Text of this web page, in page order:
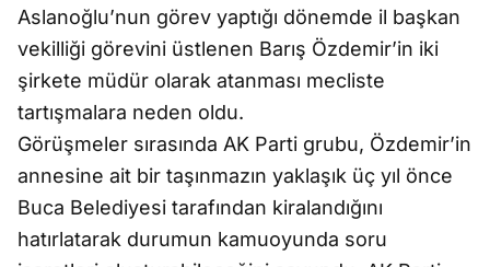
Aslanoğlu’nun görev yaptığı dönemde il başkan
vekilliği görevini üstlenen Barış Özdemir’in iki
şirkete müdür olarak atanması mecliste
tartışmalara neden oldu.
Görüşmeler sırasında AK Parti grubu, Özdemir’in
annesine ait bir taşınmazın yaklaşık üç yıl önce
Buca Belediyesi tarafından kiralandığını
hatırlatarak durumun kamuoyunda soru